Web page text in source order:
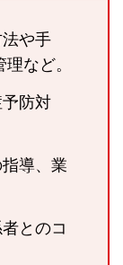
や手
など。
防対
導、業
とのコ